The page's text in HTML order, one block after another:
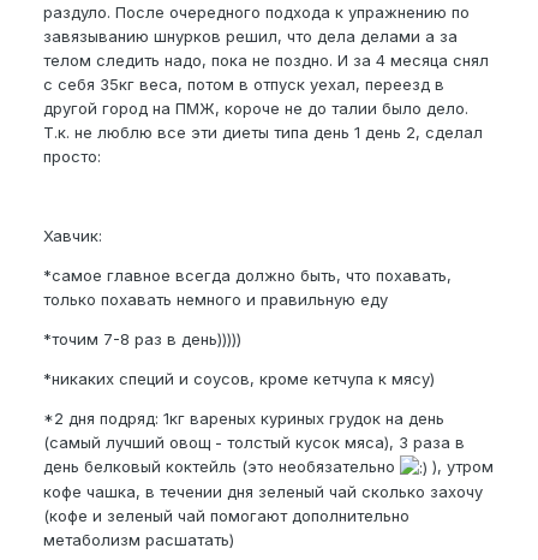
раздуло. После очередного подхода к упражнению по
завязыванию шнурков решил, что дела делами а за
телом следить надо, пока не поздно. И за 4 месяца снял
с себя 35кг веса, потом в отпуск уехал, переезд в
другой город на ПМЖ, короче не до талии было дело.
Т.к. не люблю все эти диеты типа день 1 день 2, сделал
просто:
Хавчик:
*самое главное всегда должно быть, что похавать,
только похавать немного и правильную еду
*точим 7-8 раз в день)))))
*никаких специй и соусов, кроме кетчупа к мясу)
*2 дня подряд: 1кг вареных куриных грудок на день
(самый лучший овощ - толстый кусок мяса), 3 раза в
день белковый коктейль (это необязательно
), утром
кофе чашка, в течении дня зеленый чай сколько захочу
(кофе и зеленый чай помогают дополнительно
метаболизм расшатать)